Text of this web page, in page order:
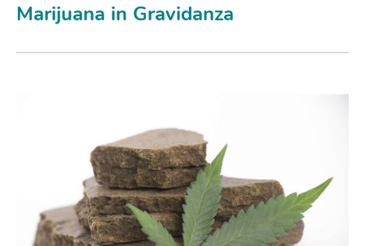
Marijuana in Gravidanza